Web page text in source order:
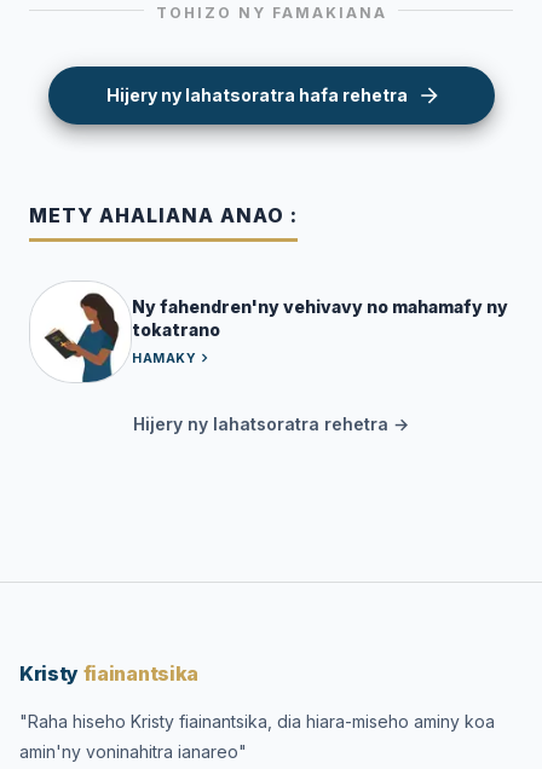
TOHIZO NY FAMAKIANA
Hijery ny lahatsoratra hafa rehetra
METY AHALIANA ANAO :
Ny fahendren'ny vehivavy no mahamafy ny
tokatrano
HAMAKY
Hijery ny lahatsoratra rehetra →
Kristy fiainantsika
"Raha hiseho Kristy fiainantsika, dia hiara-miseho aminy koa
amin'ny voninahitra ianareo"